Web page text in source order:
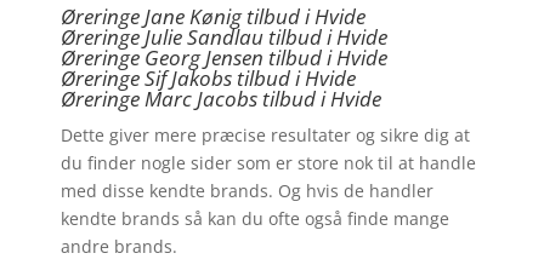
Øreringe Jane Kønig tilbud i Hvide
Øreringe Julie Sandlau tilbud i Hvide
Øreringe Georg Jensen tilbud i Hvide
ØreringeSif Jakobs tilbud i Hvide
Øreringe Marc Jacobs tilbud i Hvide
Dette giver mere præcise resultater og sikre dig at
du finder nogle sider som er store nok til at handle
med disse kendte brands. Og hvis de handler
kendte brands så kan du ofte også finde mange
andre brands.